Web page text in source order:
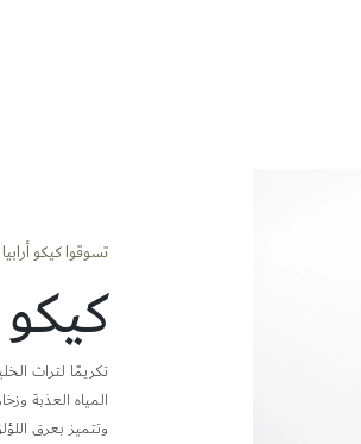
تسوقوا كيكو
كيكو
تكريمًا لتراث
المياه العذبة
وتتميز بعرق